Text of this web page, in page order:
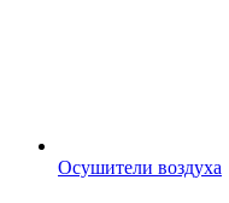
Осушители воздуха